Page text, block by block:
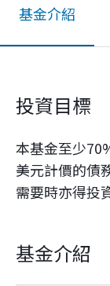
基金介紹
投資目標
本基金至少
美元計價的債
需要時亦得投
基金介紹